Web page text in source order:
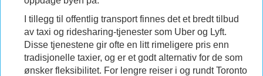
I tillegg til offentlig transport finnes det et bredt tilbud
av taxi og ridesharing-tjenester som Uber og Lyft.
Disse tjenestene gir ofte en litt rimeligere pris enn
tradisjonelle taxier, og er et godt alternativ for de som
ønsker fleksibilitet. For lengre reiser i og rundt Toronto